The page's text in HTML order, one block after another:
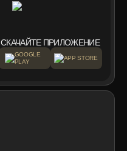
СКАЧАЙТЕ ПРИЛОЖЕНИЕ
GOOGLE
PLAY
APP STORE